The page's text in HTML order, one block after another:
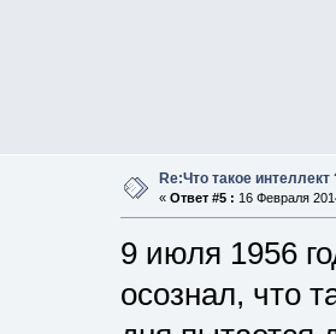
Re:Что такое интеллект
« Ответ #5 : 16 Февраля
9 июля 1956
осознал, что